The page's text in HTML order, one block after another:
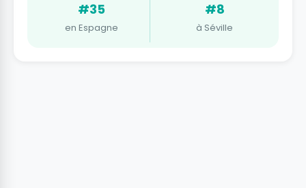
#35
en Espagne
#8
à Séville